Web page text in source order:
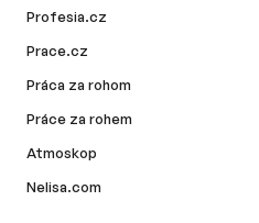
Profesia.cz
Prace.cz
Práca za rohom
Práce za rohem
Atmoskop
Nelisa.com